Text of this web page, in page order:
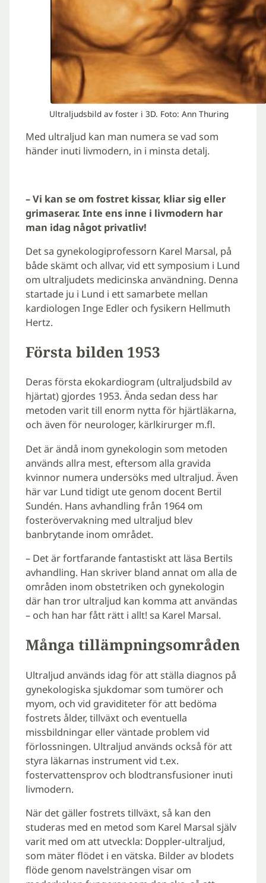
Ultraljudsbild av foster i 3D. Foto: Ann Thuring
Med ultraljud kan man numera se vad som
händer inuti livmodern, in i minsta detalj.
– Vi kan se om fostret kissar, kliar sig eller
grimaserar. Inte ens inne i livmodern har
man idag något privatliv!
Det sa gynekologiprofessorn Karel Marsal, på
både skämt och allvar, vid ett symposium i Lund
om ultraljudets medicinska användning. Denna
startade ju i Lund i ett samarbete mellan
kardiologen Inge Edler och fysikern Hellmuth
Hertz.
Första bilden 1953
Deras första ekokardiogram (ultraljudsbild av
hjärtat) gjordes 1953. Ända sedan dess har
metoden varit till enorm nytta för hjärtläkarna,
och även för neurologer, kärlkirurger m.fl.
Det är ändå inom gynekologin som metoden
används allra mest, eftersom alla gravida
kvinnor numera undersöks med ultraljud. Även
här var Lund tidigt ute genom docent Bertil
Sundén. Hans avhandling från 1964 om
fosterövervakning med ultraljud blev
banbrytande inom området.
– Det är fortfarande fantastiskt att läsa Bertils
avhandling. Han skriver bland annat om alla de
områden inom obstetriken och gynekologin
där han tror ultraljud kan komma att användas
– och han har fått rätt i allt! sa Karel Marsal.
Många tillämpningsområden
Ultraljud används idag för att ställa diagnos på
gynekologiska sjukdomar som tumörer och
myom, och vid graviditeter för att bedöma
fostrets ålder, tillväxt och eventuella
missbildningar eller väntade problem vid
förlossningen. Ultraljud används också för att
styra läkarnas instrument vid t.ex.
fostervattensprov och blodtransfusioner inuti
livmodern.
När det gäller fostrets tillväxt, så kan den
studeras med en metod som Karel Marsal själv
varit med om att utveckla: Doppler-ultraljud,
som mäter flödet i en vätska. Bilder av blodets
flöde genom navelsträngen visar om